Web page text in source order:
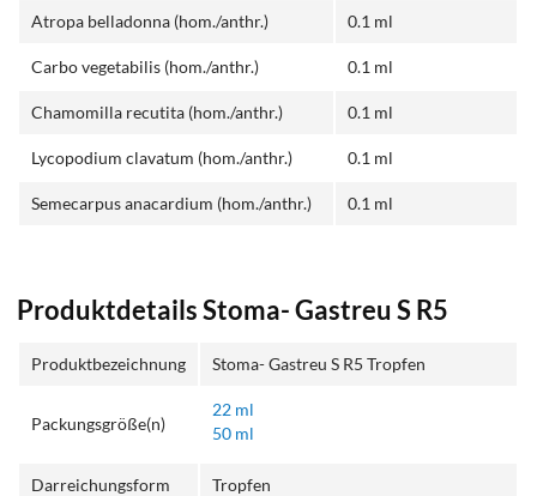
Atropa belladonna (hom./anthr.) 0.1 ml
Carbo vegetabilis (hom./anthr.) 0.1 ml
Chamomilla recutita (hom./anthr.) 0.1 ml
Lycopodium clavatum (hom./anthr.) 0.1 ml
Semecarpus anacardium (hom./anthr.) 0.1 ml
Produktdetails Stoma- Gastreu S R5
Produktbezeichnung Stoma- Gastreu S R5 Tropfen
Packungsgröße(n)
22 ml
50 ml
Darreichungsform Tropfen